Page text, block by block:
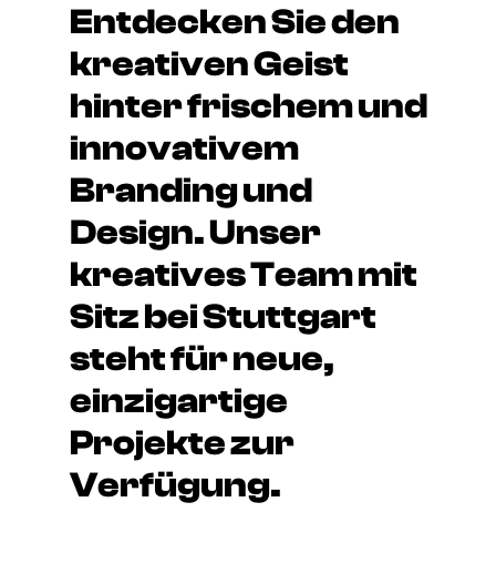
Entdecken Sie den
kreativen Geist
hinter frischem und
innovativem
Branding und
Design. Unser
kreatives Team mit
Sitz bei Stuttgart
steht für neue,
einzigartige
Projekte zur
Verfügung.